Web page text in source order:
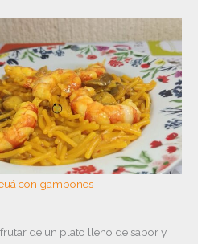
con gambones
de un plato lleno de sabor y